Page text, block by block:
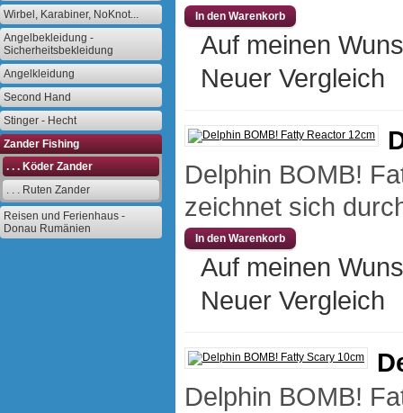
Wirbel, Karabiner, NoKnot...
Angelbekleidung -
Sicherheitsbekleidung
Angelkleidung
Second Hand
Stinger - Hecht
Zander Fishing
. . . Köder Zander
. . . Ruten Zander
Reisen und Ferienhaus -
Donau Rumänien
Auf meinen
Neuer Vergleich
Delphin BOMB!
zeichnet sich
Auf meinen
Neuer Vergleich
Delphin BOMB!